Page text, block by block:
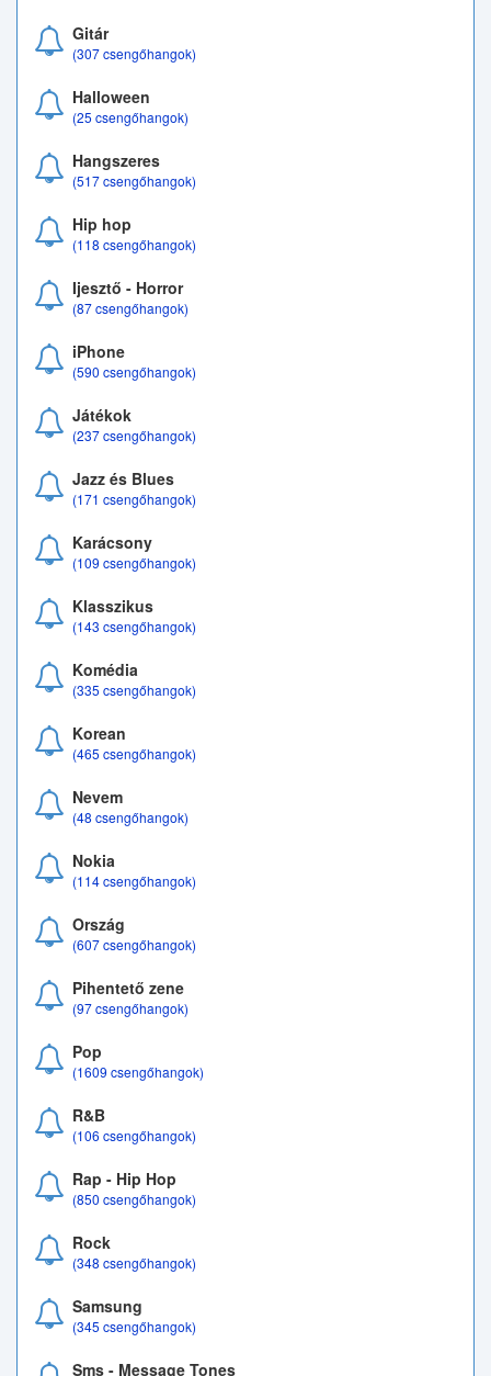
Gitár
(307 csengőhangok)
Halloween
(25 csengőhangok)
Hangszeres
(517 csengőhangok)
Hip hop
(118 csengőhangok)
Ijesztő - Horror
(87 csengőhangok)
iPhone
(590 csengőhangok)
Játékok
(237 csengőhangok)
Jazz és Blues
(171 csengőhangok)
Karácsony
(109 csengőhangok)
Klasszikus
(143 csengőhangok)
Komédia
(335 csengőhangok)
Korean
(465 csengőhangok)
Nevem
(48 csengőhangok)
Nokia
(114 csengőhangok)
Ország
(607 csengőhangok)
Pihentető zene
(97 csengőhangok)
Pop
(1609 csengőhangok)
R&B
(106 csengőhangok)
Rap - Hip Hop
(850 csengőhangok)
Rock
(348 csengőhangok)
Samsung
(345 csengőhangok)
Sms - Message Tones